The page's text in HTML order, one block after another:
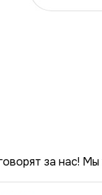
за нас!